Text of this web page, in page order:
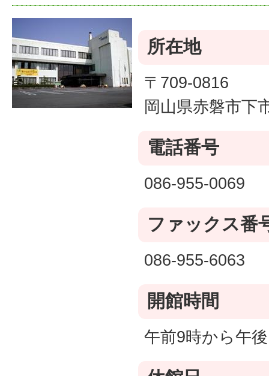
所在地
〒709-0816
岡山県赤磐市下
電話番号
086-955-0069
ファックス番
086-955-6063
開館時間
午前9時から午